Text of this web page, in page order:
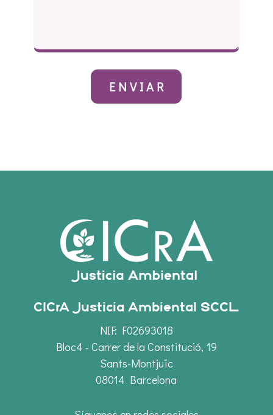
CICrA Justicia Ambiental SCCL
NIF: F02693018
Bloc4 - Carrer de la Constitució, 19
Sants-Montjuïc
08014 Barcelona